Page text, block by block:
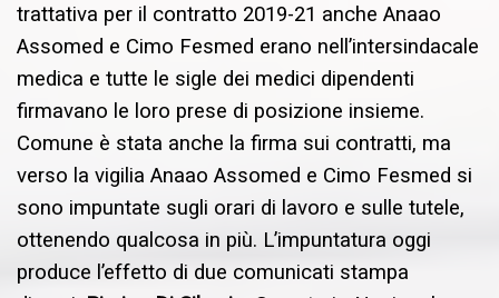
trattativa per il contratto 2019-21 anche Anaao
Assomed e Cimo Fesmed erano nell’intersindacale
medica e tutte le sigle dei medici dipendenti
firmavano le loro prese di posizione insieme.
Comune è stata anche la firma sui contratti, ma
verso la vigilia Anaao Assomed e Cimo Fesmed si
sono impuntate sugli orari di lavoro e sulle tutele,
ottenendo qualcosa in più. L’impuntatura oggi
produce l’effetto di due comunicati stampa